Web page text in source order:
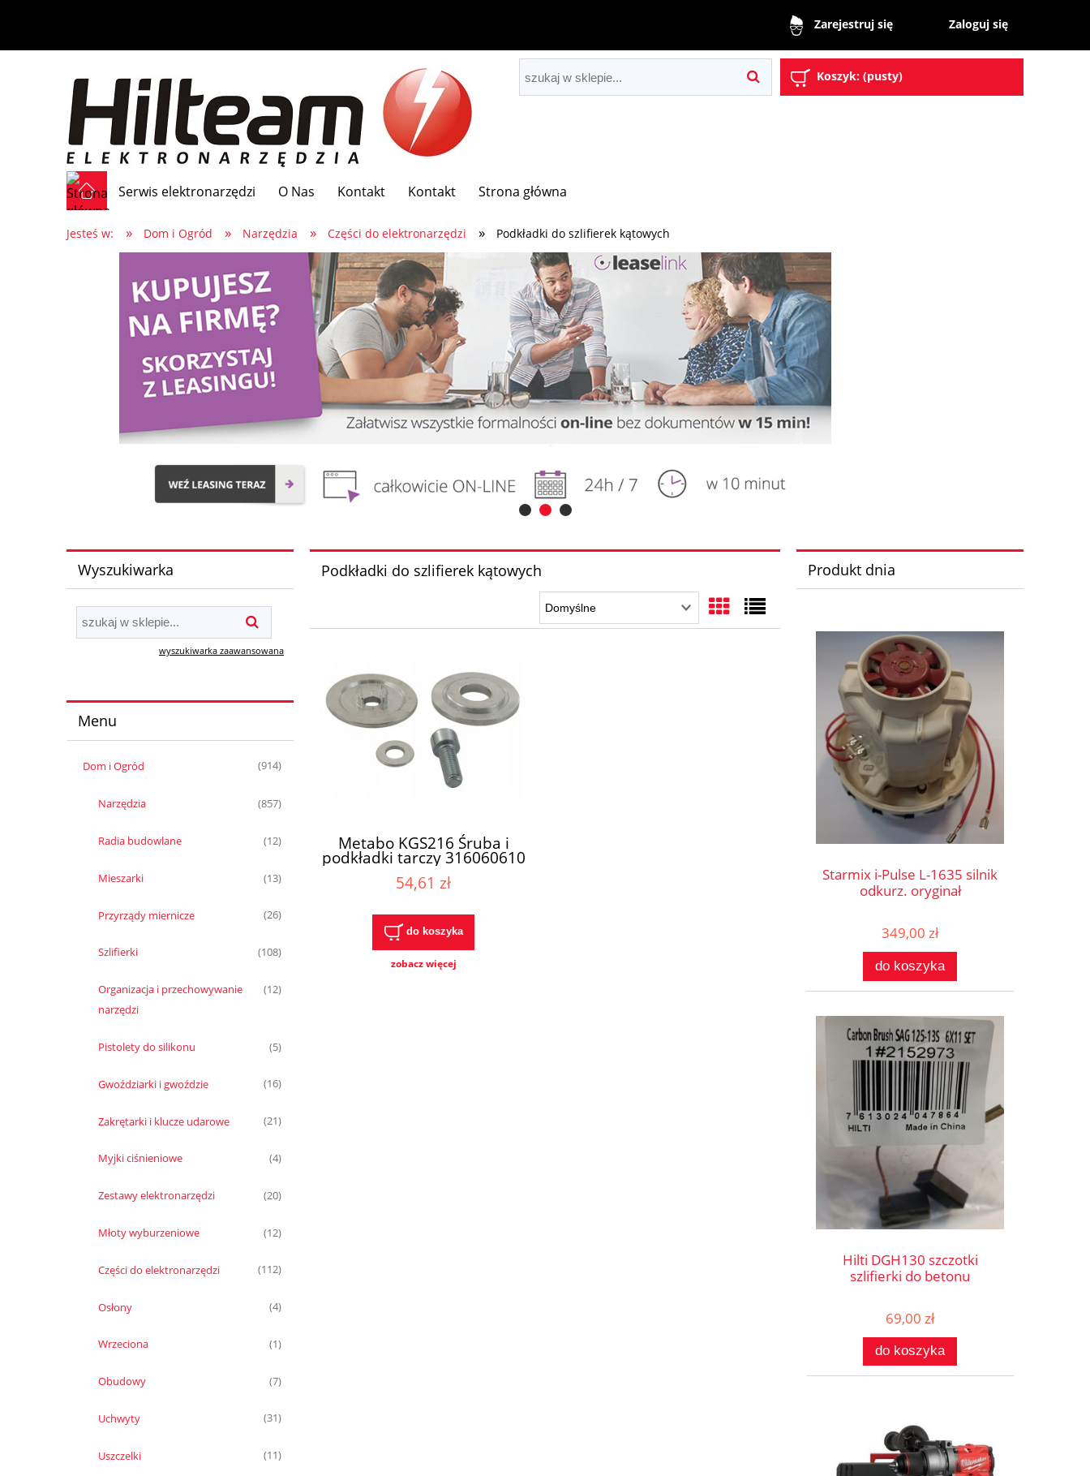
Zarejestruj się Zaloguj się
Koszyk: (pusty)
Serwis elektronarzędzi O Nas Kontakt Kontakt Strona główna
Jesteś w: » Dom i Ogród » Narzędzia » Części do elektronarzędzi » Podkładki do szlifierek kątowych
Wyszukiwarka
wyszukiwarka zaawansowana
Menu
Dom i Ogród (914)
Narzędzia (857)
Radia budowlane (12)
Mieszarki (13)
Przyrządy miernicze (26)
Szlifierki (108)
Organizacja i przechowywanie
narzędzi
(12)
Pistolety do silikonu (5)
Gwoździarki i gwoździe (16)
Zakrętarki i klucze udarowe (21)
Myjki ciśnieniowe (4)
Zestawy elektronarzędzi (20)
Młoty wyburzeniowe (12)
Części do elektronarzędzi (112)
Osłony (4)
Wrzeciona (1)
Obudowy (7)
Uchwyty (31)
Uszczelki (11)
Podkładki do szlifierek kątowych
Metabo KGS216 Śruba i
podkładki tarczy 316060610
54,61 zł
do koszyka
zobacz więcej
Produkt dnia
Starmix i-Pulse L-1635 silnik
odkurz. oryginał
349,00 zł
do koszyka
Hilti DGH130 szczotki
szlifierki do betonu
69,00 zł
do koszyka